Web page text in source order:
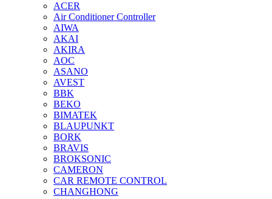
ACER
Air Conditioner Controller
AIWA
AKAI
AKIRA
AOC
ASANO
AVEST
BBK
BEKO
BIMATEK
BLAUPUNKT
BORK
BRAVIS
BROKSONIC
CAMERON
CAR REMOTE CONTROL
CHANGHONG